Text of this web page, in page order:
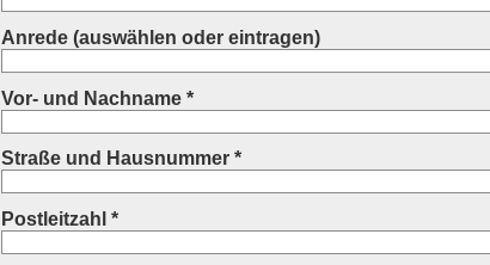
Anrede (auswählen oder eintragen)
Vor- und Nachname *
Straße und Hausnummer *
Postleitzahl *